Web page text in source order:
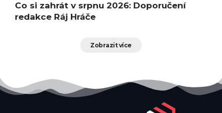
Co si zahrát v srpnu 2026: Doporučení
redakce Ráj Hráče
Zobrazit více